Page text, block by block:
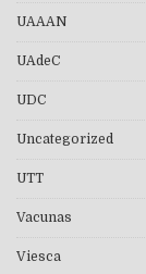
UAAAN
UAdeC
UDC
Uncategorized
UTT
Vacunas
Viesca